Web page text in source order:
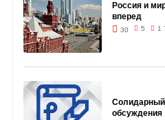
Россия и
вперед
30 5 1
Солидарный
обсуждения